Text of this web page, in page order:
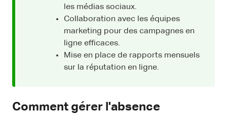
les médias sociaux.
Collaboration avec les équipes
marketing pour des campagnes en
ligne efficaces.
Mise en place de rapports mensuels
sur la réputation en ligne.
Comment gérer l'absence